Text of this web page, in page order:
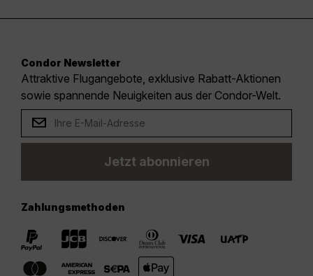
Condor Newsletter
Attraktive Flugangebote, exklusive Rabatt-Aktionen
sowie spannende Neuigkeiten aus der Condor-Welt.
Jetzt abonnieren
Zahlungsmethoden